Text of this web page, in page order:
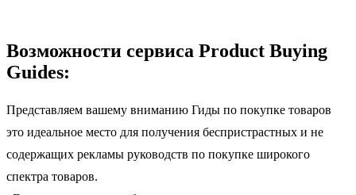
Возможности сервиса Product Buying
Guides:
Представляем вашему вниманию Гиды по покупке товаров
это идеальное место для получения беспристрастных и не
содержащих рекламы руководств по покупке широкого
спектра товаров.